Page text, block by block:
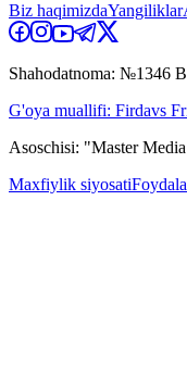
Biz haqimizdaYangiliklar
Shahodatnoma: №1346
G'oya muallifi: Firdavs
Asoschisi: "Master
Maxfiylik siyosati